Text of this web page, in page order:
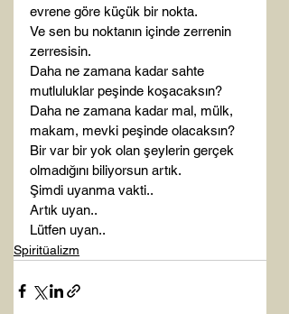
evrene göre küçük bir nokta.
Ve sen bu noktanın içinde zerrenin
zerresisin.
Daha ne zamana kadar sahte
mutluluklar peşinde koşacaksın?
Daha ne zamana kadar mal, mülk,
makam, mevki peşinde olacaksın?
Bir var bir yok olan şeylerin gerçek
olmadığını biliyorsun artık.
Şimdi uyanma vakti..
Artık uyan..
Lütfen uyan..
Spiritüalizm